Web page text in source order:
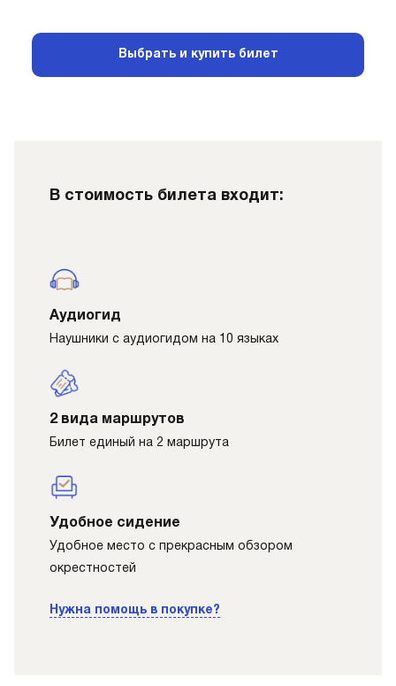
Выбрать и купить билет
В стоимость билета входит:
Аудиогид
Наушники с аудиогидом на 10 языках
2 вида маршрутов
Билет единый на 2 маршрута
Удобное сидение
Удобное место с прекрасным обзором
окрестностей
Нужна помощь в покупке?